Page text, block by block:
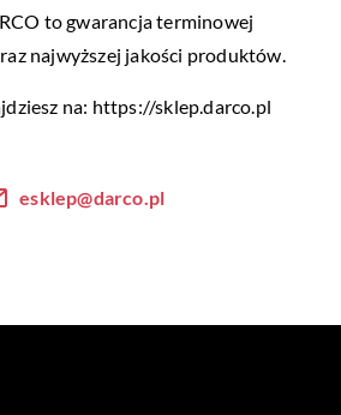
to gwarancja terminowej
najwyższej jakości produktów.
na: https://sklep.darco.pl
esklep@darco.pl